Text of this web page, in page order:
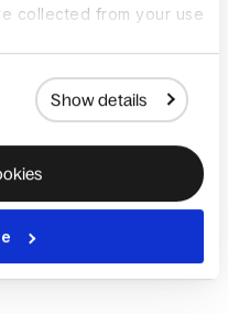
collected from your use
Show details
maken het moeilijk
verwarring of